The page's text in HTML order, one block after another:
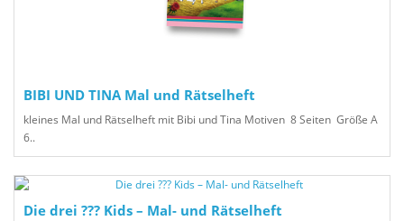
BIBI UND TINA Mal und Rätselheft
kleines Mal und Rätselheft mit Bibi und Tina Motiven 8 Seiten Größe A
6..
Die drei ??? Kids – Mal- und Rätselheft